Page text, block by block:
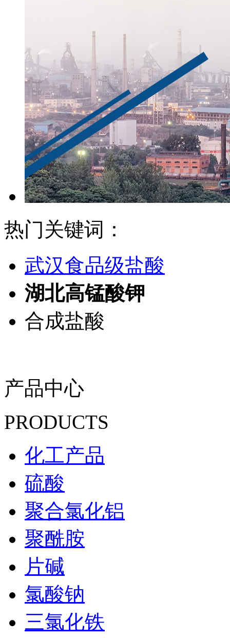
热门关键词：
武汉食品级盐酸
湖北高锰酸钾
合成盐酸
产品中心
PRODUCTS
化工产品
硫酸
聚合氯化铝
聚酰胺
片碱
氯酸钠
三氯化铁